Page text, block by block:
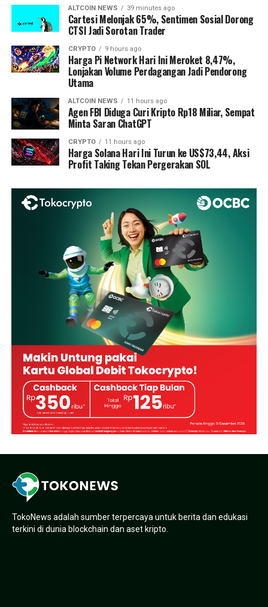
ALTCOIN NEWS 39 minutes ago
Cartesi Melonjak 65%, Sentimen Sosial Dorong
CTSI Jadi Sorotan Trader
CRYPTO 9 hours ago
Harga Pi Network Hari Ini Meroket 8,47%,
Lonjakan Volume Perdagangan Jadi Pendorong
Utama
ALTCOIN NEWS 11 hours ago
Agen FBI Diduga Curi Kripto Rp18 Miliar, Sempat
Minta Saran ChatGPT
CRYPTO 11 hours ago
Harga Solana Hari Ini Turun ke US$73,44, Aksi
Profit Taking Tekan Pergerakan SOL
TokoNews adalah sumber terpercaya untuk berita dan edukasi
terkini di dunia blockchain dan aset kripto.